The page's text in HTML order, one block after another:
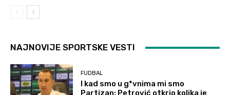
NAJNOVIJE SPORTSKE VESTI
FUDBAL
I kad smo u g*vnima mi smo
Partizan: Petrović otkrio kolika je